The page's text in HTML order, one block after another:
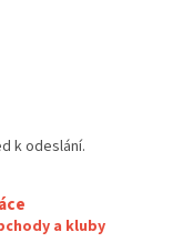
k odeslání.
a kluby